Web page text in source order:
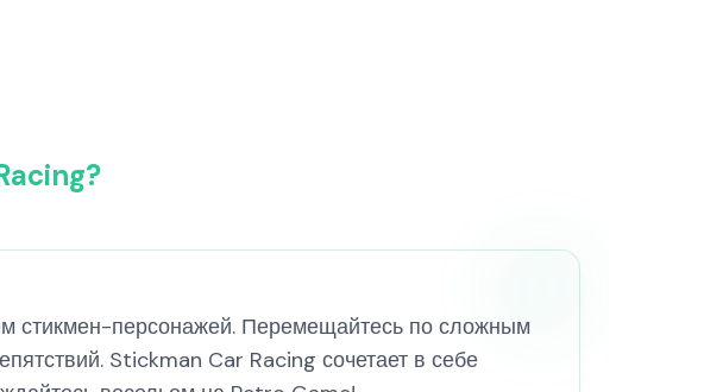
стикмен-персонажей. Перемещайтесь по сложным
Stickman Car Racing сочетает в себе